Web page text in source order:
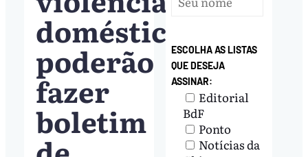
doméstica
poderão
fazer
boletim
ESCOLHA AS LISTAS
QUE DESEJA
ASSINAR:
Editorial
BdF
Ponto
Notícias da